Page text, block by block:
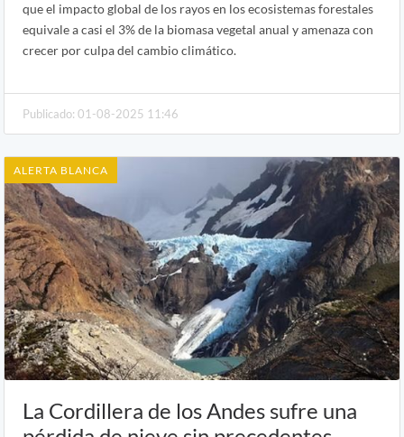
que el impacto global de los rayos en los ecosistemas forestales
equivale a casi el 3% de la biomasa vegetal anual y amenaza con
crecer por culpa del cambio climático.
Publicado: 01-08-2025 11:46
ALERTA BLANCA
La Cordillera de los Andes sufre una